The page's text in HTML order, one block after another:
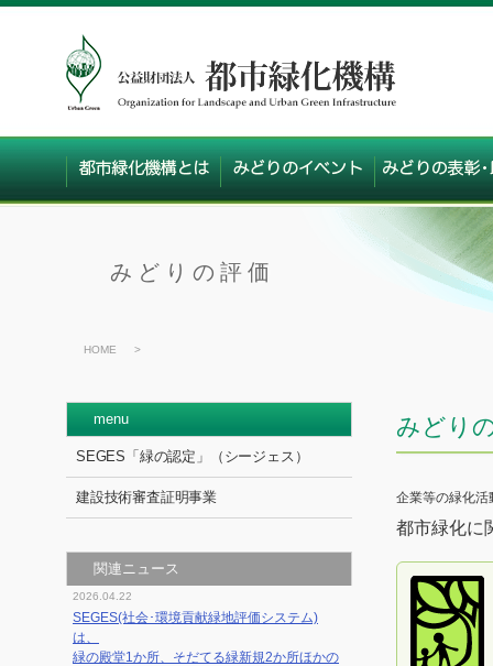
みどりの評価
HOME >
みどり
企業等の緑化活
都市緑化に
menu
SEGES「緑の認定」（シージェス）
建設技術審査証明事業
関連ニュース
2026.04.22
SEGES(社会･環境貢献緑地評価システム)
は、
緑の殿堂1か所、そだてる緑新規2か所ほかの